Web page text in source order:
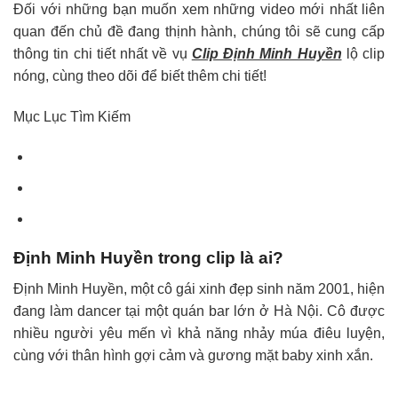
Đối với những bạn muốn xem những video mới nhất liên
quan đến chủ đề đang thịnh hành, chúng tôi sẽ cung cấp
thông tin chi tiết nhất về vụ Clip Định Minh Huyền lộ clip
nóng, cùng theo dõi để biết thêm chi tiết!
Mục Lục Tìm Kiếm
Định Minh Huyền trong clip là ai?
Định Minh Huyền, một cô gái xinh đẹp sinh năm 2001, hiện
đang làm dancer tại một quán bar lớn ở Hà Nội. Cô được
nhiều người yêu mến vì khả năng nhảy múa điêu luyện,
cùng với thân hình gợi cảm và gương mặt baby xinh xắn.